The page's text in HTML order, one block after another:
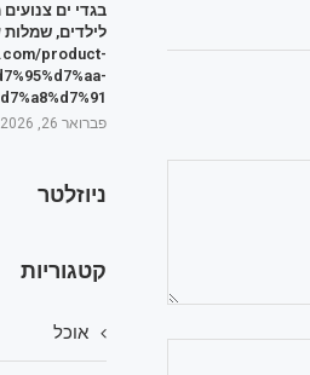
בגדי ים
לילדים,
product-
פברואר 26, 2026
ניוזלטר
קטגוריות
אוכל